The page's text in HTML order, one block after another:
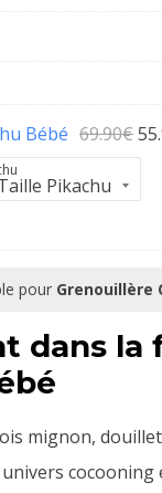
Bébé 69.90€Le
pour Grenouillère
dans
mignon,